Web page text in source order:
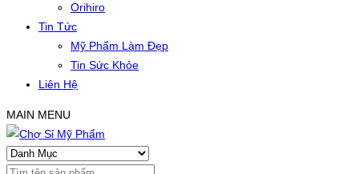
Orihiro
Tin Tức
Mỹ Phẩm Làm Đẹp
Tin Sức Khỏe
Liên Hệ
MAIN MENU